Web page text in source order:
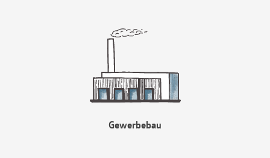
Gewerbebau